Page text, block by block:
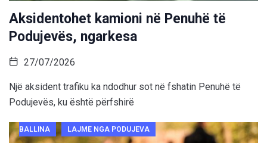
Aksidentohet kamioni në Penuhë të
Podujevës, ngarkesa
27/07/2026
Një aksident trafiku ka ndodhur sot në fshatin Penuhë të
Podujevës, ku është përfshirë
BALLINA LAJME NGA PODUJEVA